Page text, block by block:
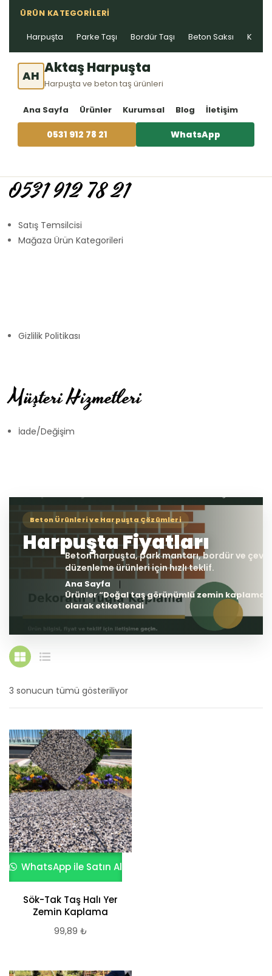
ÜRÜN KATEGORILERI
Harpuşta Parke Taşı Bordür Taşı Beton Saksı Kablo
AH Aktaş Harpuşta
Harpuşta ve beton taş ürünleri
Ana Sayfa Ürünler Kurumsal Blog İletişim
0531 912 78 21 WhatsApp
0531 912 78 21
Satış Temsilcisi
Mağaza Ürün Kategorileri
Gizlilik Politikası
Müşteri Hizmetleri
İade/Değişim
Ana Sayfa
Ürünler “Doğal taş görünümlü zemin kaplama”
olarak etiketlendi
3 sonucun tümü gösteriliyor
göre
sıralandı
WhatsApp ile Satın Al
Sök-Tak Taş Halı Yer
Zemin Kaplama
99,89 ₺